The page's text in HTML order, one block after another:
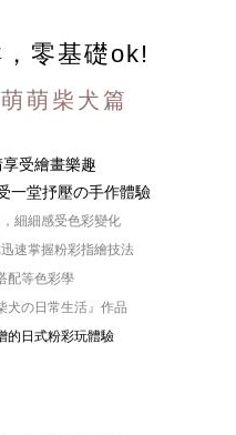
零基礎ok!
萌柴犬篇
受繪畫樂趣
一堂抒壓の手作體驗
細細感受色彩變化
速掌握粉彩指繪技法
配等色彩學
犬の日常生活』作品
的日式粉彩玩體驗